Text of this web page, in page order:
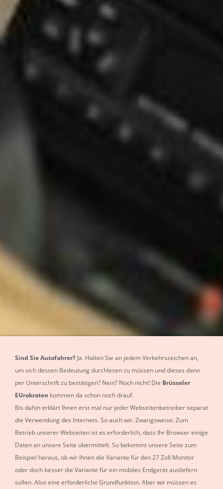
Sind Sie Autofahrer? Ja. Halten Sie an jedem Verkehrszeichen an,
um sich dessen Bedeutung durchlesen zu müssen und dieses dann
per Unterschrift zu bestätigen? Nein? Noch nicht! Die Brüsseler
EUrokraten kommen da schon noch drauf.
Bis dahin erklärt Ihnen erst mal nur jeder Webseitenbetreiber separat
die Verwendung des Internets. So auch wir. Zwangsweise. Zum
Betrieb unserer Webseiten ist es erforderlich, dass Ihr Browser einige
Daten an unsere Seite übermittelt. So bekommt unsere Seite zum
Beispiel heraus, ob wir Ihnen die Variante für den 27 Zoll Monitor
oder doch besser die Variante für ein mobiles Endgerät ausliefern
sollen. Also eine erforderliche Grundfunktion.Aber wir müssen es